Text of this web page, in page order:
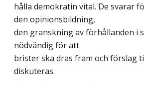
hålla demokratin vital. De svarar
den opinionsbildning,
den granskning av förhållanden i
nödvändig för att
brister ska dras fram och förslag
diskuteras.